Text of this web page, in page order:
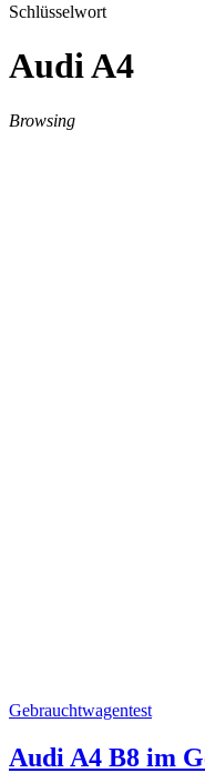
Schlüsselwort
Audi A4
Browsing
Gebrauchtwagentest
Audi A4 B8 im